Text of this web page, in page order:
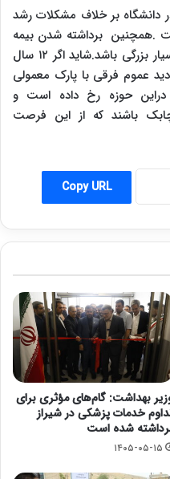
بر خلاف مشکلات رشد
.همچنین برداشته شدن بیمه
و مالیات از پژوهش میتواند کمک بسیار بزرگی باشد.شاید اگر ۱۲ سال
عموم فرقی با پارک معمولی
دراین حوزه رخ داده است و
چابک باشند که از این فرصت
Copy URL
بهداشت: گام‌های مؤثری برای
خدمات پزشکی در شیراز
شده است
۱۴۰۵-۰۵-۱۵